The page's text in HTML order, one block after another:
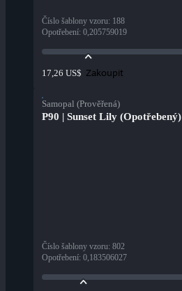
Číslo šablony vzoru: 188
Opotřebení: 0,205759019
17,26 US$ Zakoupit
Samopal (Prověřená)
P90 | Sunset Lily (Opotřebený)
Číslo šablony vzoru: 802
Opotřebení: 0,183506027